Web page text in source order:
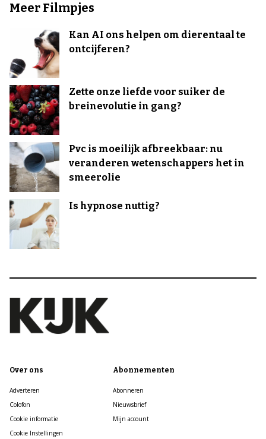
Meer Filmpjes
Kan AI ons helpen om dierentaal te
ontcijferen?
Zette onze liefde voor suiker de
breinevolutie in gang?
Pvc is moeilijk afbreekbaar: nu
veranderen wetenschappers het in
smeerolie
Is hypnose nuttig?
Over ons
Adverteren
Colofon
Cookie informatie
Cookie Instellingen
Abonnementen
Abonneren
Nieuwsbrief
Mijn account